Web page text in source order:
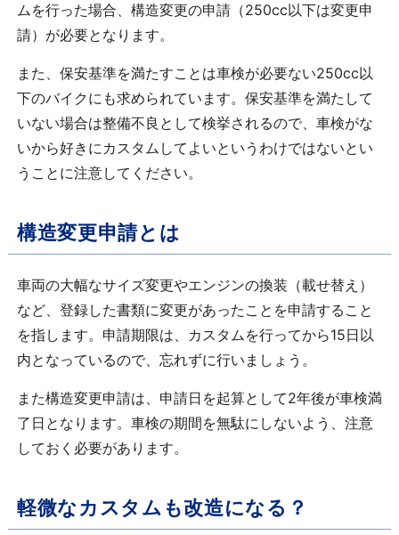
ムを行った場合、構造変更の申請（250cc以下は変更申
請）が必要となります。
また、保安基準を満たすことは車検が必要ない250cc以
下のバイクにも求められています。保安基準を満たして
いない場合は整備不良として検挙されるので、車検がな
いから好きにカスタムしてよいというわけではないとい
うことに注意してください。
構造変更申請とは
車両の大幅なサイズ変更やエンジンの換装（載せ替え）
など、登録した書類に変更があったことを申請すること
を指します。申請期限は、カスタムを行ってから15日以
内となっているので、忘れずに行いましょう。
また構造変更申請は、申請日を起算として2年後が車検満
了日となります。車検の期間を無駄にしないよう、注意
しておく必要があります。
軽微なカスタムも改造になる？